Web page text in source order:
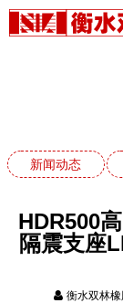
新闻动态
HDR500
隔震支座
衡水双林